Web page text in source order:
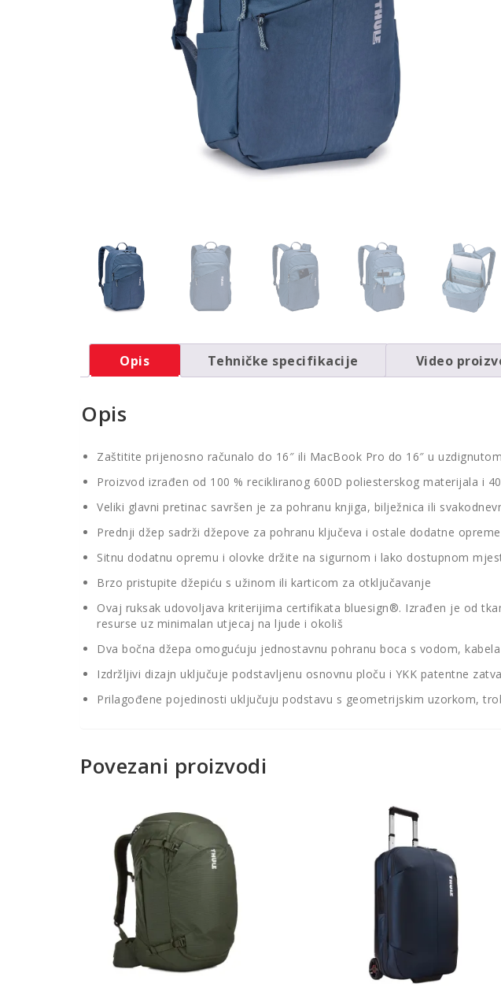
Opis Tehničke specifikacije Video
Opis
Zaštitite prijenosno računalo do 16″ ili MacBook Pro do 16″ u
Proizvod izrađen od 100 % recikliranog 600D poliesterskog materijala i
Veliki glavni pretinac savršen je za pohranu knjiga, bilježnica ili
Prednji džep sadrži džepove za pohranu ključeva i ostale dodatne opreme
Sitnu dodatnu opremu i olovke držite na sigurnom i lako dostupnom
Brzo pristupite džepiću s užinom ili karticom za otključavanje
Ovaj ruksak udovoljava kriterijima certifikata bluesign®. Izrađen je od
resurse uz minimalan utjecaj na ljude i okoliš
Dva bočna džepa omogućuju jednostavnu pohranu boca s vodom,
Izdržljivi dizajn uključuje podstavljenu osnovnu ploču i YKK patentne
Prilagođene pojedinosti uključuju podstavu s geometrijskim uzorkom,
Povezani proizvodi